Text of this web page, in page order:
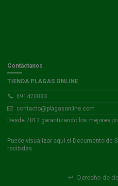
Contáctanos
TIENDA PLAGAS ONLINE
691420083
contacto@plagasonline.com
Desde 2012 garantizando los mejores
Puede visualizar aquí el Documento de
recibidas
↩ Derecho de